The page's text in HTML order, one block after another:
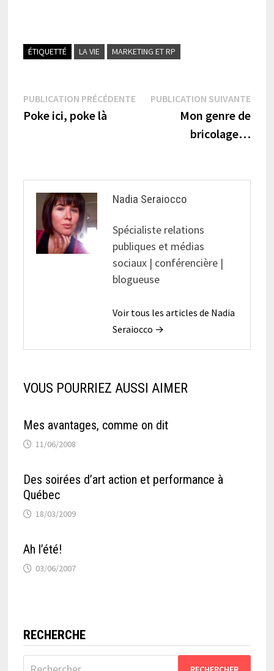
ÉTIQUETTÉ LA VIE MARKETING ET RP
Navigation
de
PUBLICATION PRÉCÉDENTEPublication
précédente :
Poke ici, poke là
PUBLICATION SUIVANTE
Mon genre de
bricolage…
Nadia Seraiocco
Spécialiste relations
publiques et médias
sociaux | conférencière |
blogueuse
Voir tous les articles de Nadia
Seraiocco →
VOUS POURRIEZ AUSSI AIMER
Mes avantages, comme on dit
11/06/2008
Des soirées d’art action et performance à
Québec
18/03/2009
Ah l’été!
03/06/2007
RECHERCHE
Rechercher :